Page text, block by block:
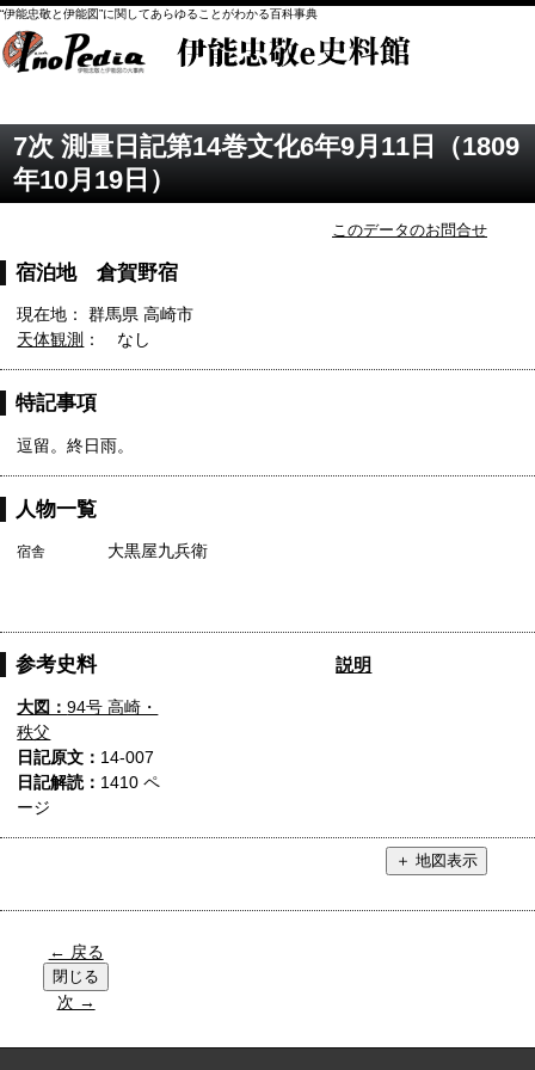
“伊能忠敬と伊能図”に関してあらゆることがわかる百科事典
7次 測量日記第14巻文化6年9月11日（1809
年10月19日）
このデータのお問合せ
宿泊地 倉賀野宿
現在地： 群馬県 高崎市
天体観測 ： なし
特記事項
逗留。終日雨。
人物一覧
宿舎 大黒屋九兵衛
参考史料 説明
大図：94号 高崎・
秩父
日記原文： 14-007
日記解読： 1410 ペ
ージ
← 戻る
次 →